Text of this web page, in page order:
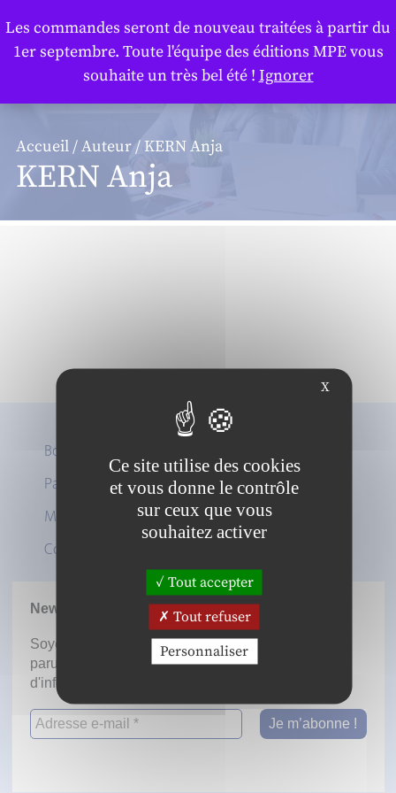
Accueil/Auteur/ KERN Anja
KERN Anja
Boutique
Panier
Mon compte
Contact
Twitter
LinkedIn
Newsletter
Soyez informé dès la mise en ligne des prochaines
parutions en vous inscrivant à notre lettre
d'information.
Les commandes seront de nouveau traitées à partir du
1er septembre. Toute l'équipe des éditions MPE vous
souhaite un très bel été ! Ignorer
X
Ce site utilise des cookies
et vous donne le contrôle
sur ceux que vous
souhaitez activer
Tout accepter
Tout refuser
Personnaliser